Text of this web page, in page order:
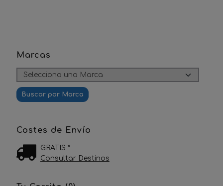
Marcas
Costes de Envío
GRATIS *
Consultar Destinos